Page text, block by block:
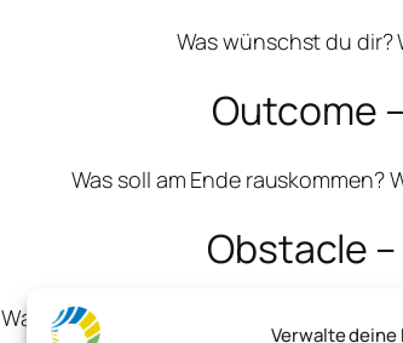
Verwalte
Was wünschst du dir?
Outcome
Was soll am Ende rauskommen?
Obstacle
Was könnte dir im Weg stehen?